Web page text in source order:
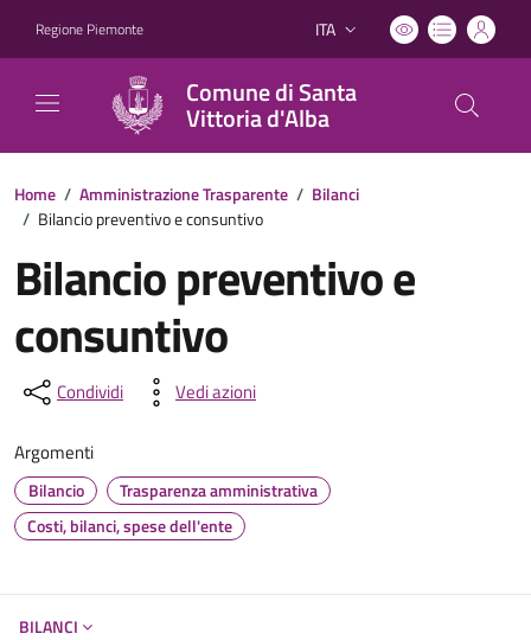
Regione Piemonte Lingua attiva:
ITA
Comune di Santa
Vittoria d'Alba
Home / Amministrazione Trasparente / Bilanci
/ Bilancio preventivo e consuntivo
Bilancio preventivo e
consuntivo
Condividi Vedi azioni
Argomenti
Bilancio
Trasparenza amministrativa
Costi, bilanci, spese dell'ente
BILANCI